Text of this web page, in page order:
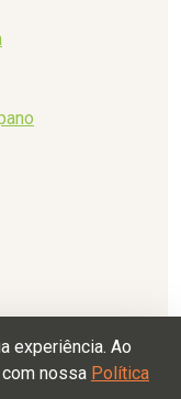
experiência. Ao
nossa Política